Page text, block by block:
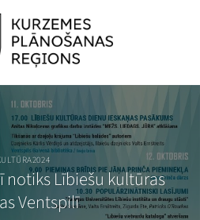
notiks Lībiešu kultūras
Ventspilī